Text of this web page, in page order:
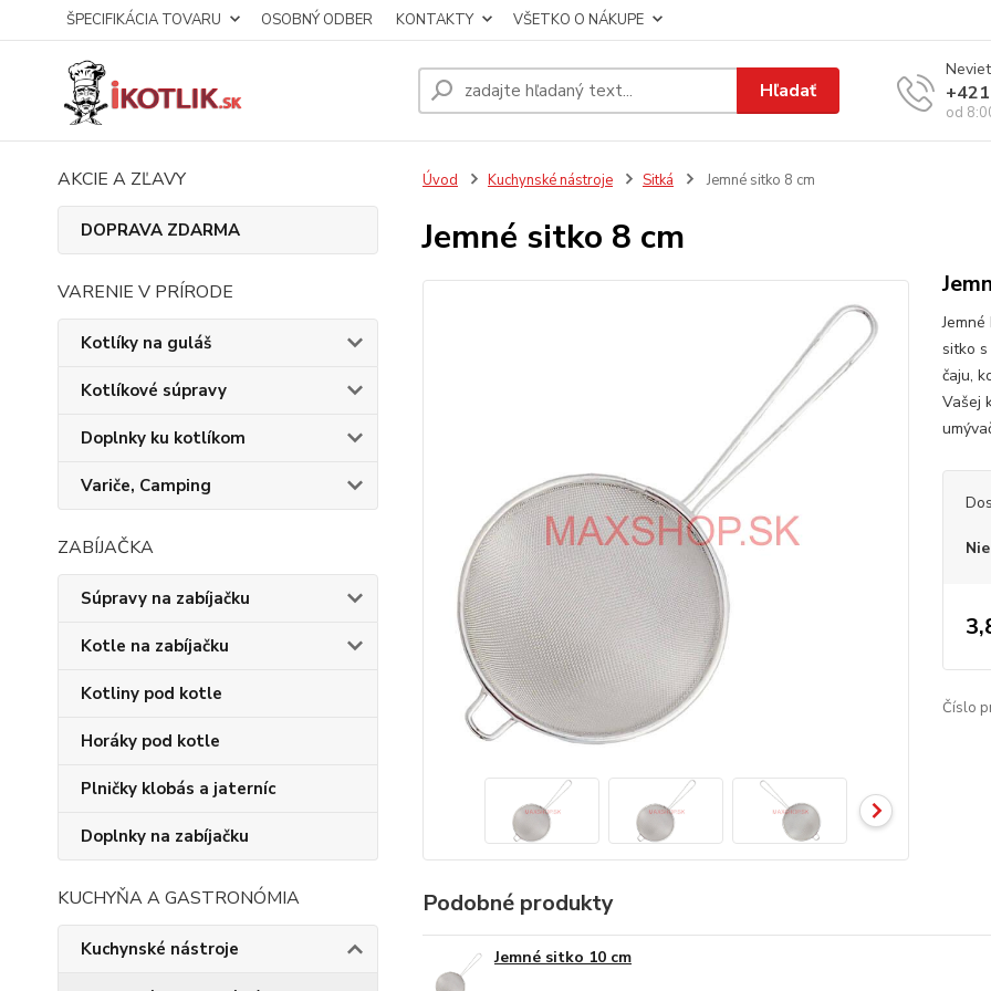
ŠPECIFIKÁCIA TOVARU OSOBNÝ ODBER KONTAKTY VŠETKO O NÁKUPE
Hľadať
od
AKCIE A ZĽAVY
DOPRAVA ZDARMA
VARENIE V PRÍRODE
Kotlíky na guláš
Kotlíkové súpravy
Doplnky ku kotlíkom
Variče, Camping
ZABÍJAČKA
Súpravy na zabíjačku
Kotle na zabíjačku
Kotliny pod kotle
Horáky pod kotle
Plničky klobás a jaterníc
Doplnky na zabíjačku
KUCHYŇA A GASTRONÓMIA
Kuchynské nástroje
Úvod Kuchynské nástroje Sitká Jemné sitko 8 cm
Jemné sitko 8 cm
sitko
čaju,
Vašej
Číslo
Podobné produkty
Jemné sitko 10 cm